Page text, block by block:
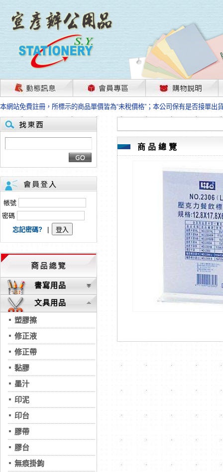
茲因國際情勢變化石油及塑化原物料波動漲幅甚大，部份上游供應商已採取
本網站免費註冊，所標示的商品單價皆為“未稅價格”；本公司保有是否接單出
HP、EPSON、CANON原廠耗材價格浮動，下單前請先跟客服人員確認最新
本網站免費註冊，所標示的商品單價皆為“未稅價格”；本公司保有是否接單出
匯款客戶請注意！因商品繁複來不及發現短缺，遂待客服人員跟您確認訂單
本網站免費註冊，所標示的商品單價皆為“未稅價格”；本公司保有是否接單出
茲因國際情勢變化石油及塑化原物料波動漲幅甚大，部份上游供應商已採取
本網站免費註冊，所標示的商品單價皆為“未稅價格”；本公司保有是否接單出
HP、EPSON、CANON原廠耗材價格浮動，下單前請先跟客服人員確認最新
本網站免費註冊，所標示的商品單價皆為“未稅價格”；本公司保有是否接單出
匯款客戶請注意！因商品繁複來不及發現短缺，遂待客服人員跟您確認訂單
本網站免費註冊，所標示的商品單價皆為“未稅價格”；本公司保有是否接單出
帳號
密碼
忘記密碼?
書寫用品
文具用品
塑膠擦
修正液
修正帶
黏膠
墨汁
印泥
印台
膠帶
膠台
無痕掛鉤
商品總覽